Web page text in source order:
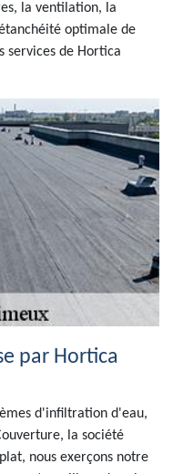
la ventilation, la
optimale de
services de Hortica
par Hortica
d'infiltration d'eau,
la société
nous exerçons notre